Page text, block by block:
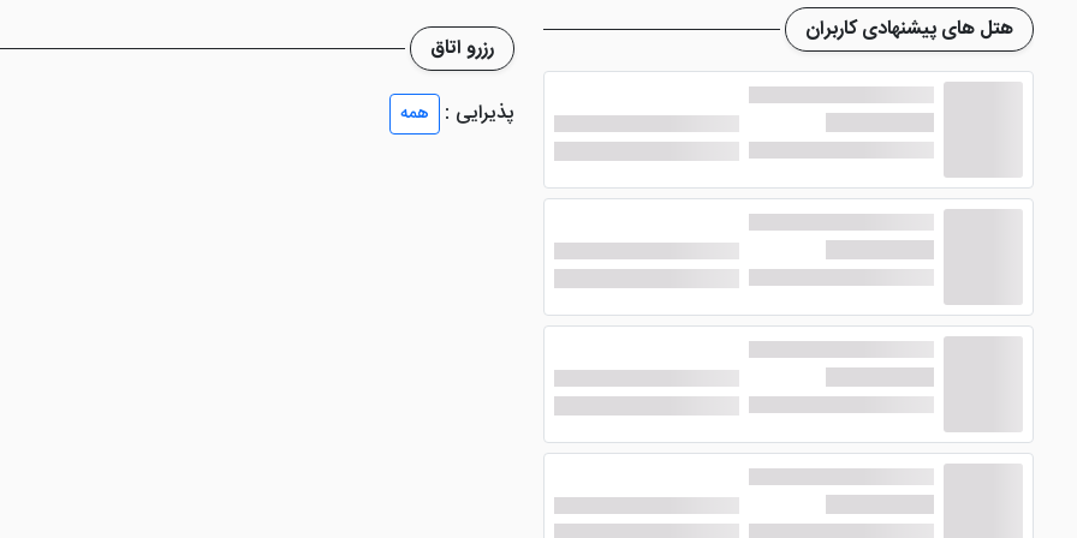
امکانات رفاهی گوناگون هستند که در ذیل مطلب هر یک از آن ها توضیح داده شده اند.
اتاق دبل یا توئین استاندارد
با کابین دوش، سیستم سرمایش و گرمایش مرکزی، یخچال همراه مینی بار مجهز هستند.
انداز پنجره اتاق های دبل یا توئین استاندارد رو به شهر است و صبحانه بوفه سلف سرویس رایگان هم در دسترس می باشد.
اتاق خانوادگی
اتاق های خانوادگی برای خانواده 3 تا 4 نفره طراحی شده اند تا خاطره ماندگاری از سفر به ازمیر برای خود به یادگار
رزرو اتاق
پذیرایی :
همه
هتل های پیشنهادی کاربران